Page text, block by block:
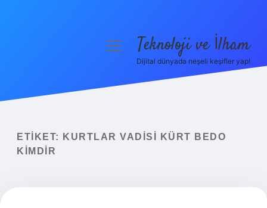
Yasal Uyarı
menüyüTeknoloji ve İlham
Dijital dünyada neşeli keşifler yap!
ETIKET:
KURTLAR VADISI KÜRT BEDO
KIMDIR